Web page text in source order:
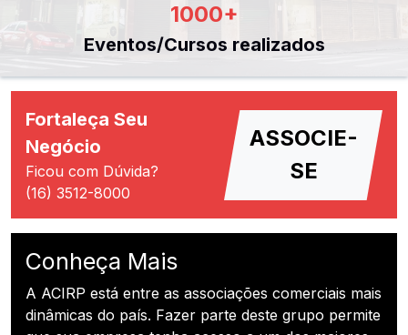
1000+
Eventos/Cursos realizados
Fortaleça Seu
Negócio
Ficou com Dúvida?
(16) 3512-8000
ASSOCIE-
SE
Conheça Mais
A ACIRP está entre as associações comerciais mais
dinâmicas do país. Fazer parte deste grupo permite